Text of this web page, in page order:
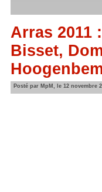
Arras 2011
Bisset,
Posté par MpM, le 12 novembre